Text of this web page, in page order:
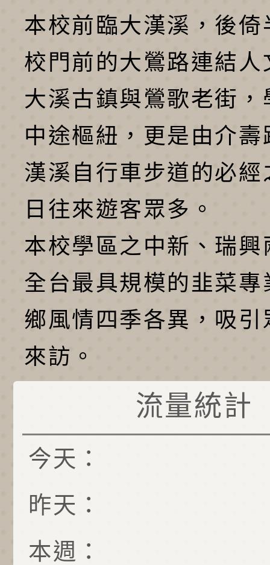
本校前臨大漢溪，後倚
校門前的大鶯路連結人
大溪古鎮與鶯歌老街，
中途樞紐，更是由介壽
漢溪自行車步道的必經
日往來遊客眾多。
本校學區之中新、瑞興
全台最具規模的韭菜專
鄉風情四季各異，吸引
來訪。
流量統計
今天：
昨天：
本週：